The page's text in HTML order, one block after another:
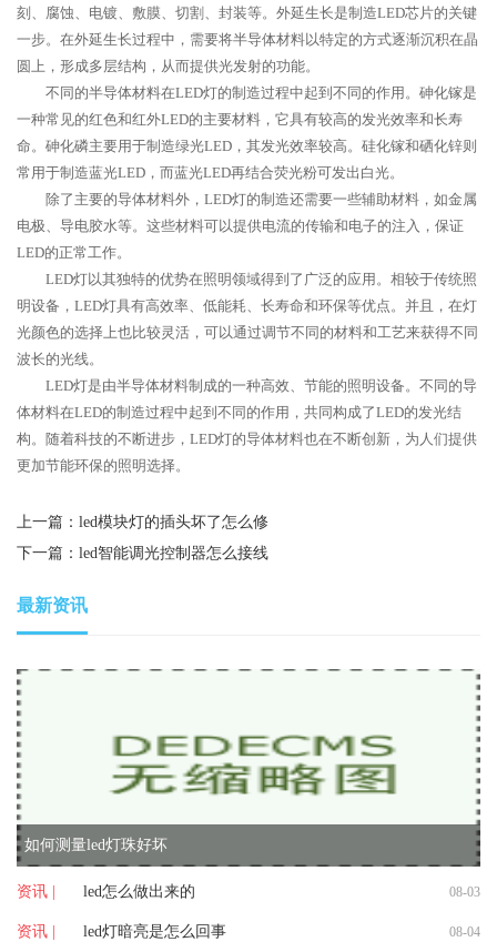
刻、腐蚀、电镀、敷膜、切割、封装等。外延生长是制造LED芯片的关键
一步。在外延生长过程中，需要将半导体材料以特定的方式逐渐沉积在晶
圆上，形成多层结构，从而提供光发射的功能。
不同的半导体材料在LED灯的制造过程中起到不同的作用。砷化镓是
一种常见的红色和红外LED的主要材料，它具有较高的发光效率和长寿
命。砷化磷主要用于制造绿光LED，其发光效率较高。硅化镓和硒化锌则
常用于制造蓝光LED，而蓝光LED再结合荧光粉可发出白光。
除了主要的导体材料外，LED灯的制造还需要一些辅助材料，如金属
电极、导电胶水等。这些材料可以提供电流的传输和电子的注入，保证
LED的正常工作。
LED灯以其独特的优势在照明领域得到了广泛的应用。相较于传统照
明设备，LED灯具有高效率、低能耗、长寿命和环保等优点。并且，在灯
光颜色的选择上也比较灵活，可以通过调节不同的材料和工艺来获得不同
波长的光线。
LED灯是由半导体材料制成的一种高效、节能的照明设备。不同的导
体材料在LED的制造过程中起到不同的作用，共同构成了LED的发光结
构。随着科技的不断进步，LED灯的导体材料也在不断创新，为人们提供
更加节能环保的照明选择。
上一篇： led模块灯的插头坏了怎么修
下一篇： led智能调光控制器怎么接线
最新资讯
如何测量led灯珠好坏
资讯 | led怎么做出来的 08-03
资讯 | led灯暗亮是怎么回事 08-04